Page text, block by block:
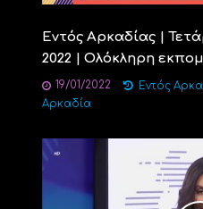
Εντός Αρκαδίας |
2022 | Ολόκληρη
19/01/2022 Εντός
Αρκαδία